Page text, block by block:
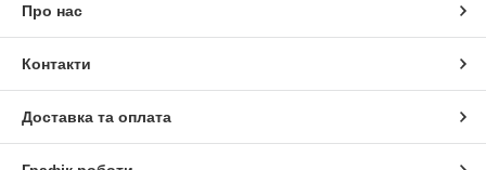
Про нас
Контакти
Доставка та оплата